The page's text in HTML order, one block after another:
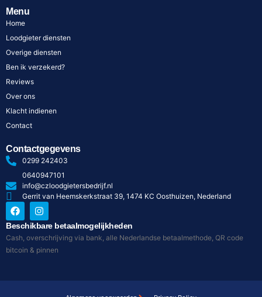
Menu
Home
Loodgieter diensten
Overige diensten
Ben ik verzekerd?
Reviews
Over ons
Klacht indienen
Contact
Contactgegevens
0299 242403
0640947101
info@czloodgietersbedrijf.nl
Gerrit van Heemskerkstraat 39, 1474 KC Oosthuizen, Nederland
Beschikbare betaalmogelijkheden
Cash, overschrijving via bank, alle Nederlandse betaalmethode, QR code
bitcoin & pinnen